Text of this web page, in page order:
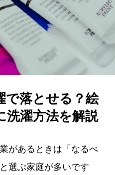
で落とせる？絵
洗濯方法を解説
があるときは「なるべ
選ぶ家庭が多いです